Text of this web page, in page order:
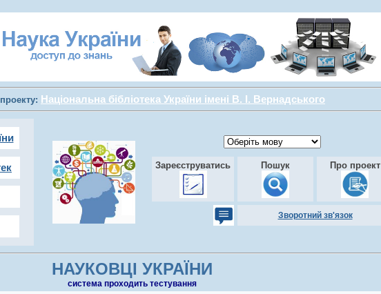
Національна бібліотека України імені В. І. Вернадського
Зареєструватись Пошук Про проект
Зворотний зв'язок
НАУКОВЦІ УКРАЇНИ
cистема проходить тестування